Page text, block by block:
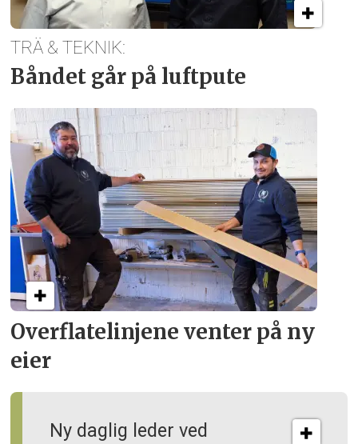
Overflate­linjene venter på ny
eier
Ny daglig leder ved
TRÄ & TEKNIK:
Båndet går på luftpute